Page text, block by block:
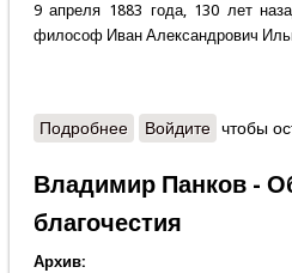
9 апреля 1883 года, 130 лет
философ Иван Александрович
Подробнеео Вениамин
Войдите чтобы
Владимир Панков -
благочестия
Архив: